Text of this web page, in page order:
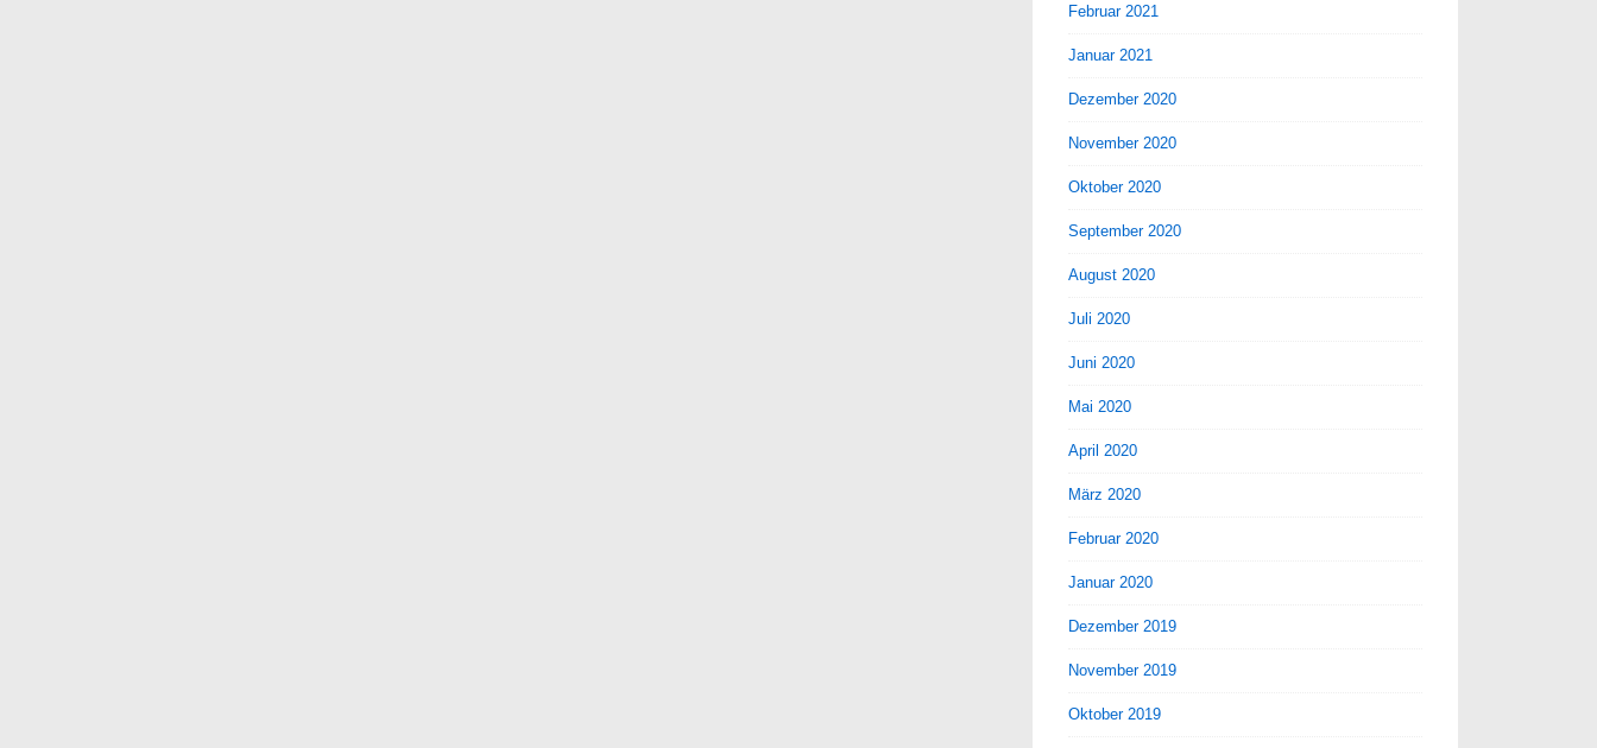
Februar 2021
Januar 2021
Dezember 2020
November 2020
Oktober 2020
September 2020
August 2020
Juli 2020
Juni 2020
Mai 2020
April 2020
März 2020
Februar 2020
Januar 2020
Dezember 2019
November 2019
Oktober 2019